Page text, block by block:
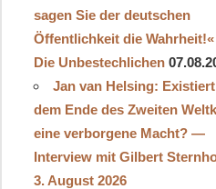
sagen Sie der deutschen
Öffentlichkeit die Wahrheit!«
Die Unbestechlichen
Jan van Helsing:
dem Ende des Zweiten
eine verborgene Macht? —
Interview mit Gilbert
3. August 2026